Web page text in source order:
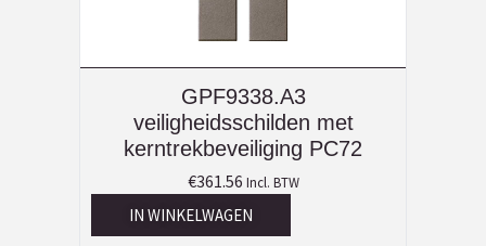
GPF9338.A3
veiligheidsschilden met
kerntrekbeveiliging PC72
€361.56 Incl. BTW
IN WINKELWAGEN